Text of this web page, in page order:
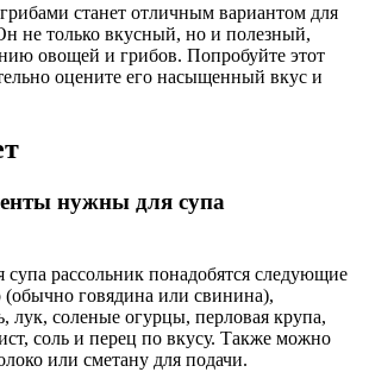
станет отличным вариантом для
не только вкусный, но и полезный,
овощей и грибов. Попробуйте этот
оцените его насыщенный вкус и
нужны для супа
супа рассольник понадобятся следующие
говядина или свинина),
лук, соленые огурцы, перловая крупа,
соль и перец по вкусу. Также можно
или сметану для подачи.